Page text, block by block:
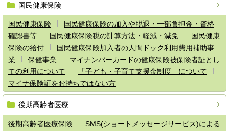
国民健康保険
国民健康保険
国民健康保険の加入や脱退・一部負担金・資格
確認書等
国民健康保険税の計算方法・軽減・減免
国民健康
保険の給付
国民健康保険加入者の人間ドック利用費用補助事
業
保健事業
マイナンバーカードの健康保険被保険者証とし
ての利用について
「子ども・子育て支援金制度」について
マイナ保険証をお持ちではない方
後期高齢者医療
後期高齢者医療保険
SMS(ショートメッセージサービス)による